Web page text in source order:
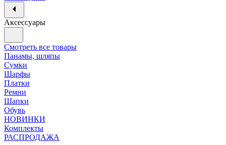
Аксессуары
Смотреть все товары
Панамы, шляпы
Сумки
Шарфы
Платки
Ремни
Шапки
Обувь
НОВИНКИ
Комплекты
РАСПРОДАЖА